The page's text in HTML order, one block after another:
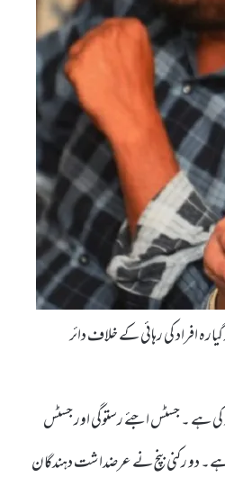
افراد کی رہائی کے خلاف دائر
ہے ۔ جسٹس اجئے رستوگی اور جسٹس
دو رکنی بنچ نے عرضداشت دہندگان